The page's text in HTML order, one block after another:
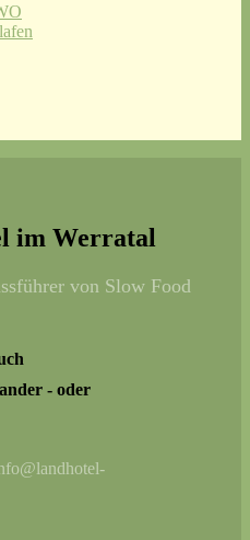
im Werratal
von Slow Food
- oder